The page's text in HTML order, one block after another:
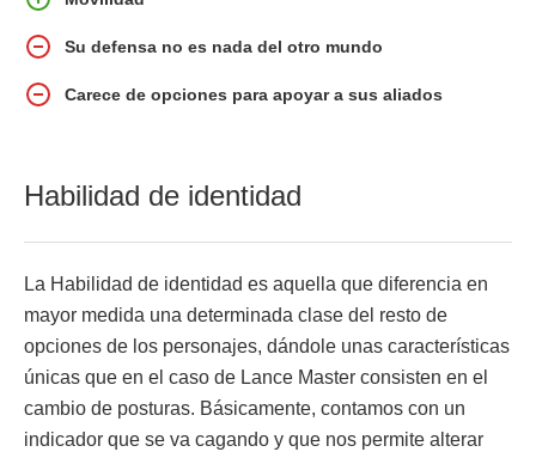
Su defensa no es nada del otro mundo
Carece de opciones para apoyar a sus aliados
Habilidad de identidad
La Habilidad de identidad es aquella que diferencia en
mayor medida una determinada clase del resto de
opciones de los personajes, dándole unas características
únicas que en el caso de Lance Master consisten en el
cambio de posturas. Básicamente, contamos con un
indicador que se va cagando y que nos permite alterar